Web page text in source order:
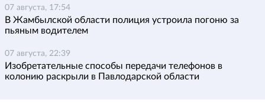
07 августа, 17:54
В Жамбылской области полиция устроила погоню за
пьяным водителем
07 августа, 22:39
Изобретательные способы передачи телефонов в
колонию раскрыли в Павлодарской области